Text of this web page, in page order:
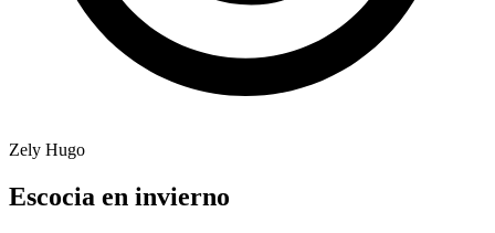
Zely Hugo
Escocia en invierno